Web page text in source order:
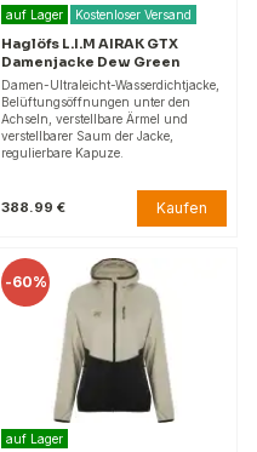
auf Lager Kostenloser Versand
Haglöfs L.I.M AIRAK GTX
Damenjacke Dew Green
Damen-Ultraleicht-Wasserdichtjacke,
Belüftungsöffnungen unter den
Achseln, verstellbare Ärmel und
verstellbarer Saum der Jacke,
regulierbare Kapuze.
388.99 € Kaufen
-60%
auf Lager